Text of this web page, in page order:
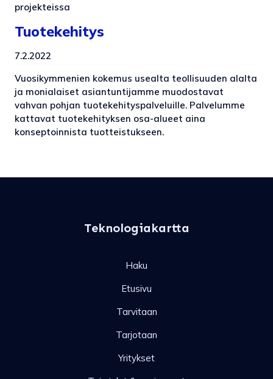
projekteissa
Tuotekehitys
7.2.2022
Vuosikymmenien kokemus usealta teollisuuden alalta
ja monialaiset asiantuntijamme muodostavat
vahvan pohjan tuotekehityspalveluille. Palvelumme
kattavat tuotekehityksen osa-alueet aina
konseptoinnista tuotteistukseen.
Teknologiakartta
Haku
Etusivu
Tarvitaan
Tarjotaan
Yritykset